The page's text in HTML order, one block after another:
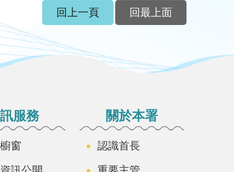
回上一頁 回最上面
服務
窗
關於本署
認識首長